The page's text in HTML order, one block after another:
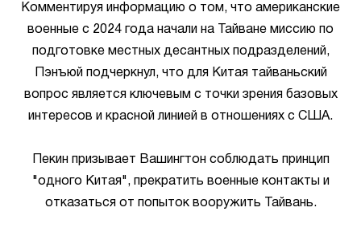
Комментируя информацию о том, что американские
военные с 2024 года начали на Тайване миссию по
подготовке местных десантных подразделений,
Пэнъюй подчеркнул, что для Китая тайваньский
вопрос является ключевым с точки зрения базовых
интересов и красной линией в отношениях с США.
Пекин призывает Вашингтон соблюдать принцип
"одного Китая", прекратить военные контакты и
отказаться от попыток вооружить Тайвань.